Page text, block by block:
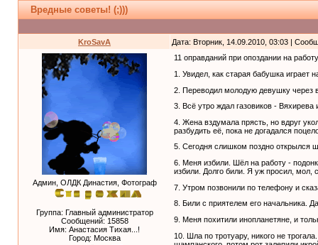
Вредные советы! (;)))
KroSavA Дата: Вторник, 14.09.2010, 03:03 |
Админ, ОЛДК Династия, Фотограф
Группа: Главный администратор
Сообщений: 15858
Имя: Анастасия Тихая...!
Город: Москва
11 оправданий при опоздании на
1. Увидел, как старая бабушка играет
2. Переводил молодую девушку через
3. Всё утро ждал газовиков -
4. Жена вздумала прясть, но вдруг
разбудить её, пока не догадался
5. Сегодня слишком поздно открылся
6. Меня избили. Шёл на работу -
избили. Долго били. Я уж просил, мол,
7. Утром позвонили по телефону и
8. Били с приятелем его начальника.
9. Меня похитили инопланетяне, и
10. Шла по тротуару, никого не